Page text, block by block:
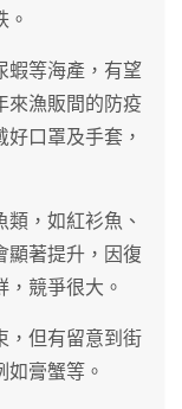
。
蝦等海產，有望
來漁販間的防疫
口罩及手套，
，如紅衫魚、
顯著提升，因復
競爭很大。
，但有留意到街
膏蟹等。